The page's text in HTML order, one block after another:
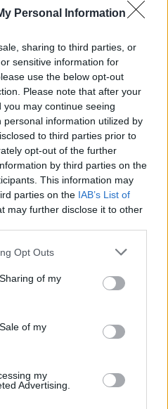
Personal Information
sharing to third parties, or
sensitive information for
use the below opt-out
Please note that after your
may continue seeing
information utilized by
to third parties prior to
opt-out of the further
by third parties on the
This information may
parties on the IAB’s List of
may further disclose it to other
app uses one or more Google
behaviour. You may click to
and its third-party tags to
purposes in below Google
Opt Outs
of my
of my
my
Advertising.
imádók is elismerik,
egy kanál áfonyalekvár
termesztésének
megfelelő talajt
ültetvény ellátja a
ritkásabb és
vezető hír. Erre a
és növényvilágát
„rejtegették” eddig a
válaszol